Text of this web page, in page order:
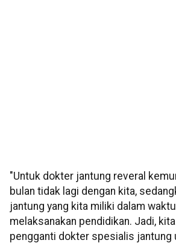
"Untuk dokter jantung reveral
bulan tidak lagi dengan kita,
jantung yang kita miliki dalam
melaksanakan pendidikan. Jadi,
pengganti dokter spesialis jantung